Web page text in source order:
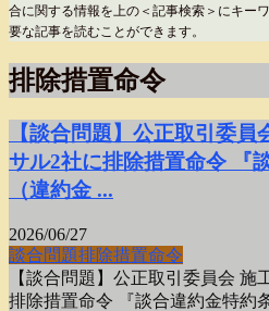
合に関する情報を上の＜記事検索＞にキー
要な記事を読むことができます。
排除措置命令
【談合問題】公正取引委
サル2社に排除措置命令 『
（違約金 ...
2026/06/27
談合問題排除措置命令
【談合問題】公正取引委員会 施
排除措置命令 『談合違約金特約